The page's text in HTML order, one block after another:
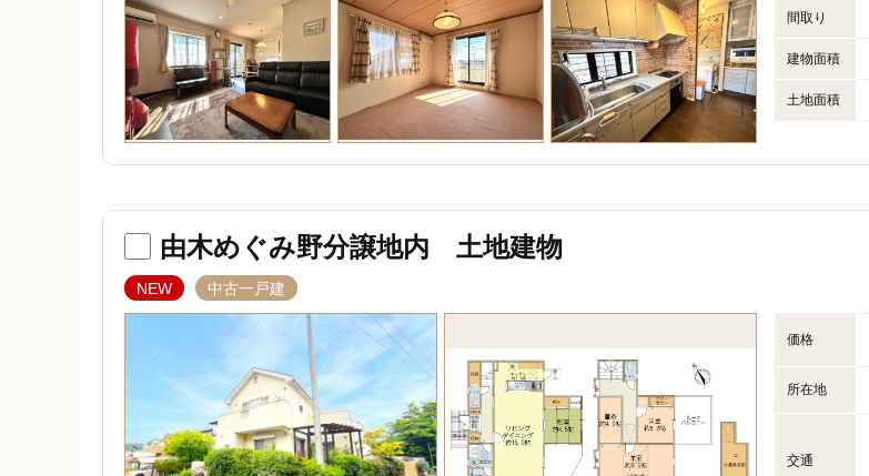
間取り
建物面積
土地面積
由木めぐみ野分譲地内 土地建物
NEW 中古一戸建
価格
所在地
交通